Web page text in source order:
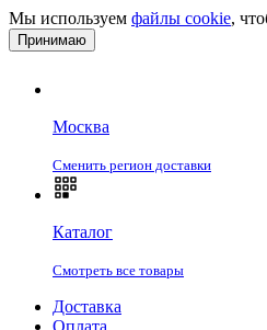
Мы используем файлы cookie,
Принимаю
Москва
Сменить регион доставки
Каталог
Смотреть все товары
Доставка
Оплата